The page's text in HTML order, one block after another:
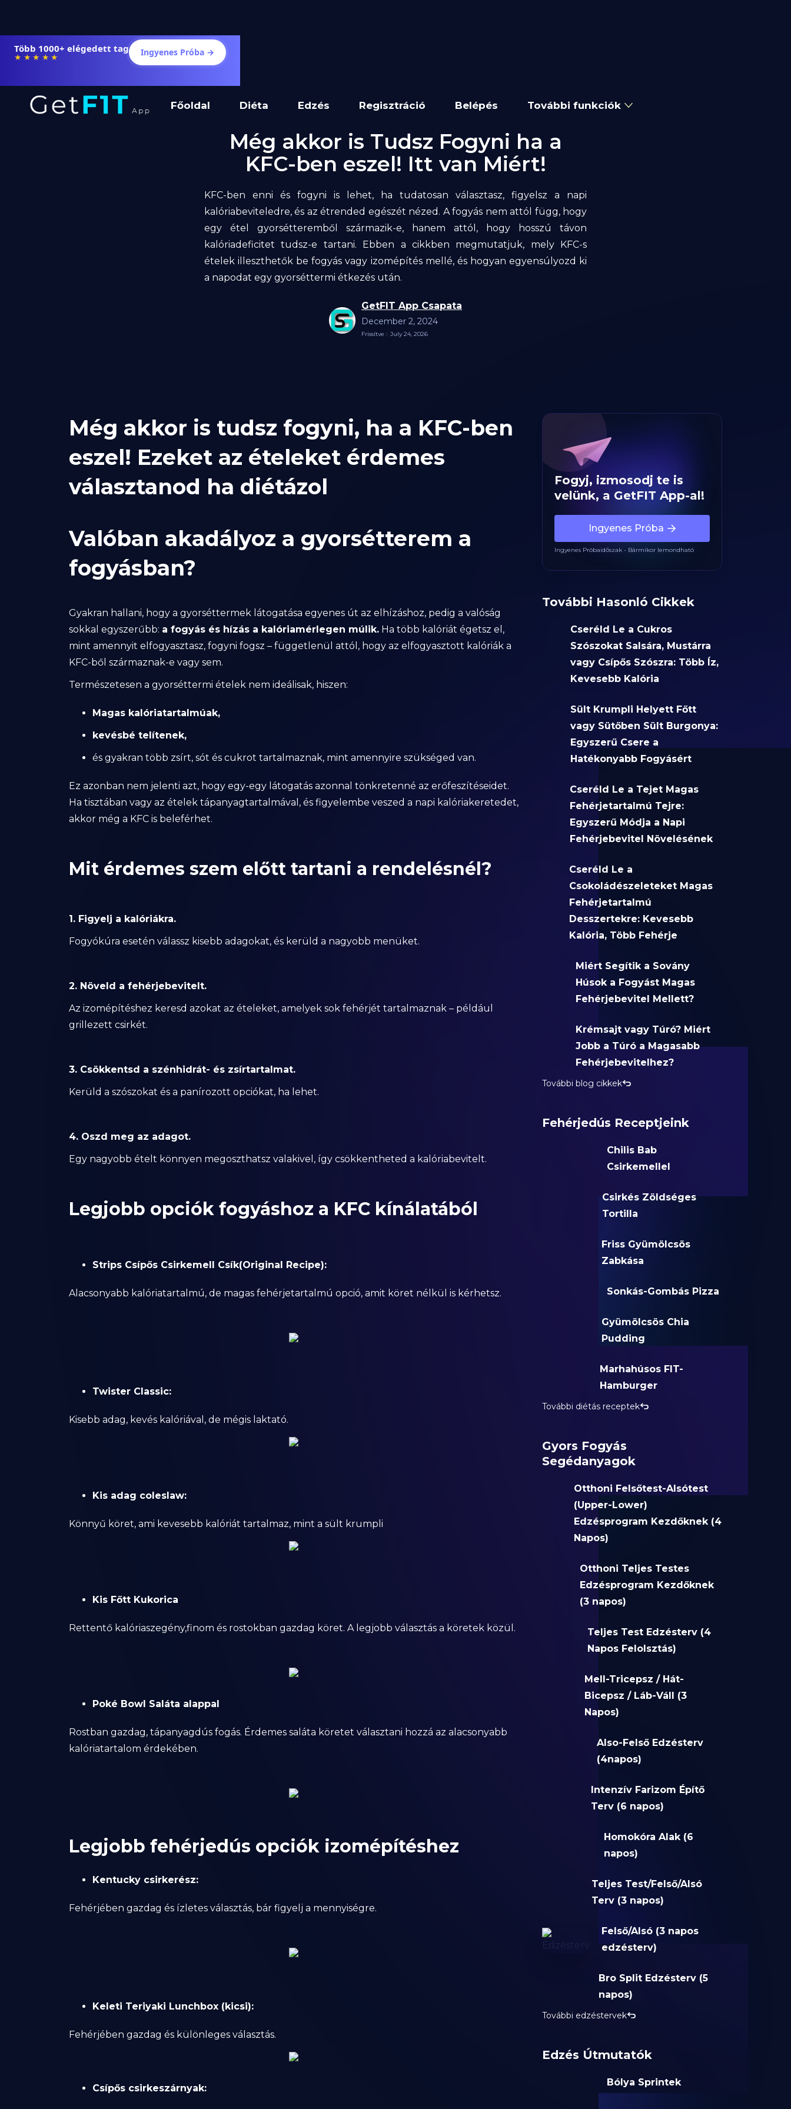
Főoldal Diéta Edzés Regisztráció Belépés További funkciók
Több 1000+ elégedett tag
★★★★★ Ingyenes Próba →
Még akkor is Tudsz Fogyni ha a
KFC-ben eszel! Itt van Miért!
KFC-ben enni és fogyni is lehet, ha tudatosan választasz, figyelsz a napi
kalóriabeviteledre, és az étrended egészét nézed. A fogyás nem attól függ, hogy
egy étel gyorsétteremből származik-e, hanem attól, hogy hosszú távon
kalóriadeficitet tudsz-e tartani. Ebben a cikkben megmutatjuk, mely KFC-s
ételek illeszthetők be fogyás vagy izomépítés mellé, és hogyan egyensúlyozd ki
a napodat egy gyorséttermi étkezés után.
GetFIT App Csapata
December 2, 2024
Frissítve : July 24, 2026
Még akkor is tudsz fogyni, ha a KFC-ben
eszel! Ezeket az ételeket érdemes
választanod ha diétázol
Valóban akadályoz a gyorsétterem a
fogyásban?
Gyakran hallani, hogy a gyorséttermek látogatása egyenes út az elhízáshoz, pedig a valóság
sokkal egyszerűbb: a fogyás és hízás a kalóriamérlegen múlik. Ha több kalóriát égetsz el,
mint amennyit elfogyasztasz, fogyni fogsz – függetlenül attól, hogy az elfogyasztott kalóriák a
KFC-ből származnak-e vagy sem.
Természetesen a gyorséttermi ételek nem ideálisak, hiszen:
Magas kalóriatartalmúak,
kevésbé telítenek,
és gyakran több zsírt, sót és cukrot tartalmaznak, mint amennyire szükséged van.
Ez azonban nem jelenti azt, hogy egy-egy látogatás azonnal tönkretenné az erőfeszítéseidet.
Ha tisztában vagy az ételek tápanyagtartalmával, és figyelembe veszed a napi kalóriakeretedet,
akkor még a KFC is beleférhet.
Mit érdemes szem előtt tartani a rendelésnél?
1. Figyelj a kalóriákra.
Fogyókúra esetén válassz kisebb adagokat, és kerüld a nagyobb menüket.
2. Növeld a fehérjebevitelt.
Az izomépítéshez keresd azokat az ételeket, amelyek sok fehérjét tartalmaznak – például
grillezett csirkét.
3. Csökkentsd a szénhidrát- és zsírtartalmat.
Kerüld a szószokat és a panírozott opciókat, ha lehet.
4. Oszd meg az adagot.
Egy nagyobb ételt könnyen megoszthatsz valakivel, így csökkentheted a kalóriabevitelt.
Legjobb opciók fogyáshoz a KFC kínálatából
Strips Csípős Csirkemell Csík(Original Recipe):
Alacsonyabb kalóriatartalmú, de magas fehérjetartalmú opció, amit köret nélkül is kérhetsz.
Twister Classic:
Kisebb adag, kevés kalóriával, de mégis laktató.
Kis adag coleslaw:
Könnyű köret, ami kevesebb kalóriát tartalmaz, mint a sült krumpli
Kis Főtt Kukorica
Rettentő kalóriaszegény,finom és rostokban gazdag köret. A legjobb választás a köretek közül.
Poké Bowl Saláta alappal
Rostban gazdag, tápanyagdús fogás. Érdemes saláta köretet választani hozzá az alacsonyabb
kalóriatartalom érdekében.
Legjobb fehérjedús opciók izomépítéshez
Kentucky csirkerész:
Fehérjében gazdag és ízletes választás, bár figyelj a mennyiségre.
Keleti Teriyaki Lunchbox (kicsi):
Fehérjében gazdag és különleges választás.
Csípős csirkeszárnyak:
Fogyj, izmosodj te is
velünk, a GetFIT App-al!
Ingyenes Próba
Ingyenes Próbaidőszak - Bármikor lemondható
További Hasonló Cikkek
Cseréld Le a Cukros
Szószokat Salsára, Mustárra
vagy Csípős Szószra: Több Íz,
Kevesebb Kalória
Sült Krumpli Helyett Főtt
vagy Sütőben Sült Burgonya:
Egyszerű Csere a
Hatékonyabb Fogyásért
Cseréld Le a Tejet Magas
Fehérjetartalmú Tejre:
Egyszerű Módja a Napi
Fehérjebevitel Növelésének
Cseréld Le a
Csokoládészeleteket Magas
Fehérjetartalmú
Desszertekre: Kevesebb
Kalória, Több Fehérje
Miért Segítik a Sovány
Húsok a Fogyást Magas
Fehérjebevitel Mellett?
Krémsajt vagy Túró? Miért
Jobb a Túró a Magasabb
Fehérjebevitelhez?
További blog cikkek
Fehérjedús Receptjeink
Chilis Bab
Csirkemellel
Csirkés Zöldséges
Tortilla
Friss Gyümölcsös
Zabkása
Sonkás-Gombás Pizza
Gyümölcsös Chia
Pudding
Marhahúsos FIT-
Hamburger
További diétás receptek
Gyors Fogyás
Segédanyagok
Otthoni Felsőtest-Alsótest
(Upper-Lower)
Edzésprogram Kezdőknek (4
Napos)
Otthoni Teljes Testes
Edzésprogram Kezdőknek
(3 napos)
Teljes Test Edzésterv (4
Napos Felolsztás)
Mell-Tricepsz / Hát-
Bicepsz / Láb-Váll (3
Napos)
Also-Felső Edzésterv
(4napos)
Intenzív Farizom Építő
Terv (6 napos)
Homokóra Alak (6
napos)
Teljes Test/Felső/Alsó
Terv (3 napos)
Felső/Alsó (3 napos
edzésterv)
Bro Split Edzésterv (5
napos)
További edzéstervek
Edzés Útmutatók
Bólya Sprintek